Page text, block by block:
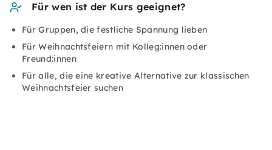
Für wen ist der Kurs geeignet?
Für Gruppen, die festliche Spannung lieben
Für Weihnachtsfeiern mit Kolleg:innen oder
Freund:innen
Für alle, die eine kreative Alternative zur klassischen
Weihnachtsfeier suchen